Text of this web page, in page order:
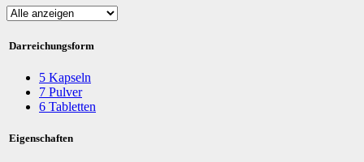
Darreichungsform
5 Kapseln
7 Pulver
6 Tabletten
Eigenschaften